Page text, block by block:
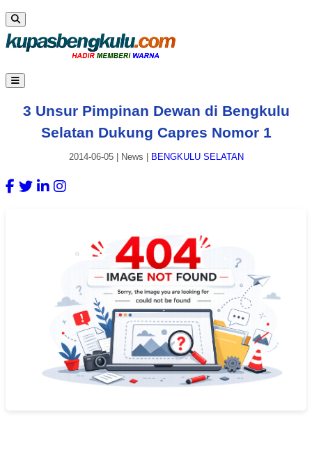
3 Unsur Pimpinan Dewan di Bengkulu
Selatan Dukung Capres Nomor 1
2014-06-05| News BENGKULU SELATAN